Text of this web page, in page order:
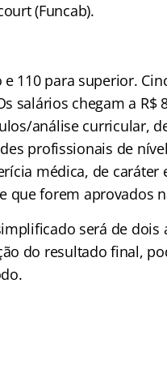
(Funcab).
110 para superior.
salários chegam a R$
análise curricular,
profissionais de
médica, de
que forem aprovados
será de dois
do resultado final,